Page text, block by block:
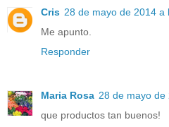
Cris 28 de mayo de 2014 a
Me apunto.
Responder
Maria Rosa 28 de mayo de
que productos tan buenos!